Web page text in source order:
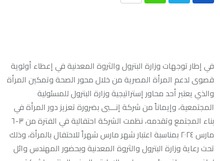
في إطار توجهات وزارة البترول والثروة المعدنية في إعطاء أولوية
قصوى لدعم المرأة المصرية من خلال محور الصحة وتمكين المرأة
والذي يعتبر أحد محاور إستراتيجية وزارة البترول للمسئولية
المجتمعية، وإيماناً من شركة إنـــبى بضرورة تعزيز دور المرأة في
بناء المجتمع وتقدمه، نظمت الشركة احتفالية في الفترة من ٣-٦
مارس ٢٠٢٤ بمناسبة اعتبار شهر مارس شهراً للاحتفال بالمرأة، وذلك
تحت رعاية وزارة البترول والثروة المعدنية وبحضور المهندس وائل